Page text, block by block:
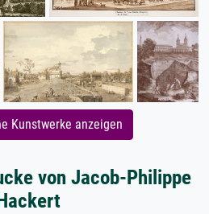
Kunstwerke anzeigen
von Jacob-Philippe